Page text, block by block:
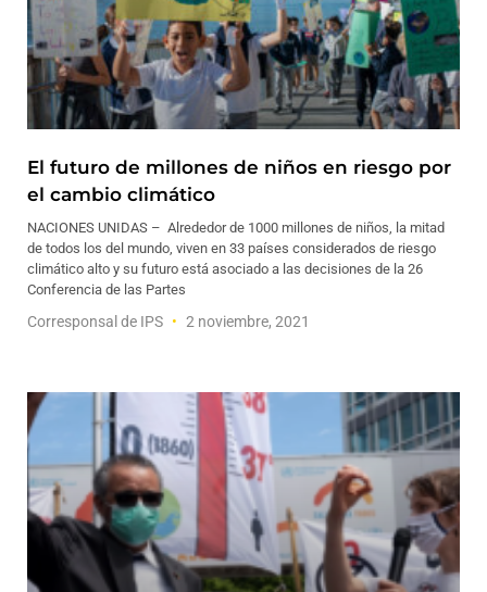
El futuro de millones de niños en riesgo por
el cambio climático
NACIONES UNIDAS – Alrededor de 1000 millones de niños, la mitad
de todos los del mundo, viven en 33 países considerados de riesgo
climático alto y su futuro está asociado a las decisiones de la 26
Conferencia de las Partes
Corresponsal de IPS 2 noviembre, 2021